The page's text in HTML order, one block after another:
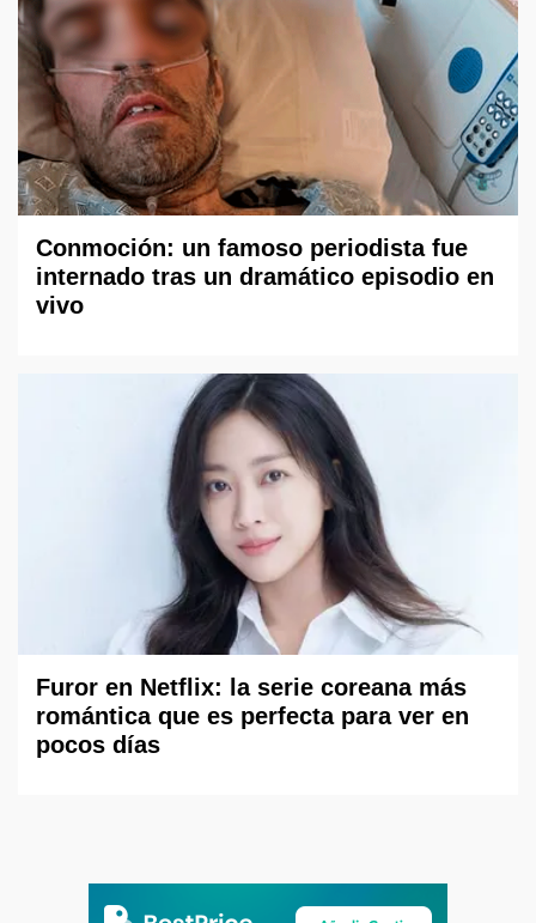
Conmoción: un famoso periodista fue
internado tras un dramático episodio en
vivo
Furor en Netflix: la serie coreana más
romántica que es perfecta para ver en
pocos días